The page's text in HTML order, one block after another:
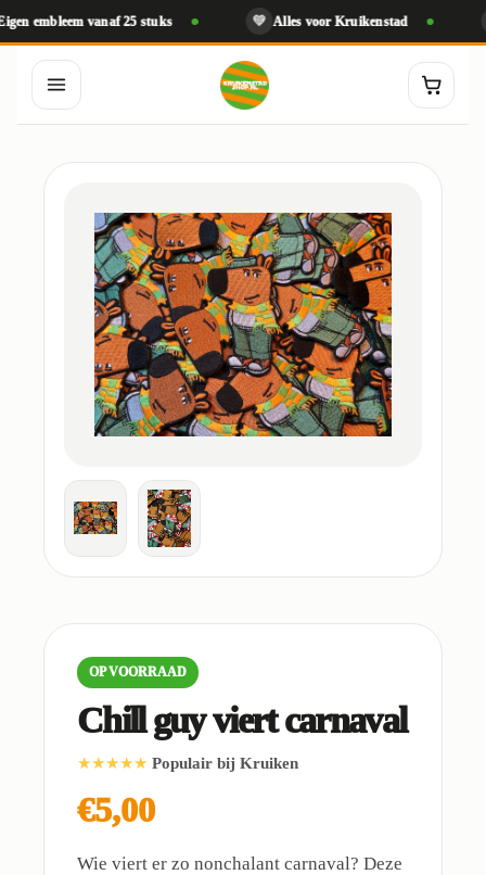
vanaf 25 stuks Alles voor Kruikenstad
OP VOORRAAD
Chill guy viert carnaval
★★★★★ Populair bij Kruiken
€5,00
Wie viert er zo nonchalant carnaval? Deze